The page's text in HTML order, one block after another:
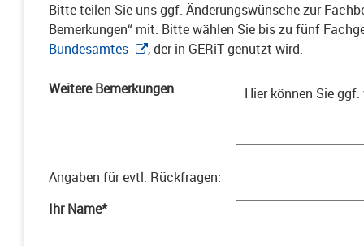
Bitte teilen Sie uns ggf. Änderungswünsche zur
Bemerkungen“ mit. Bitte wählen Sie bis zu fünf
Bundesamtes
, der in GERiT genutzt wird.
Weitere Bemerkungen
Angaben für evtl. Rückfragen:
Ihr Name*